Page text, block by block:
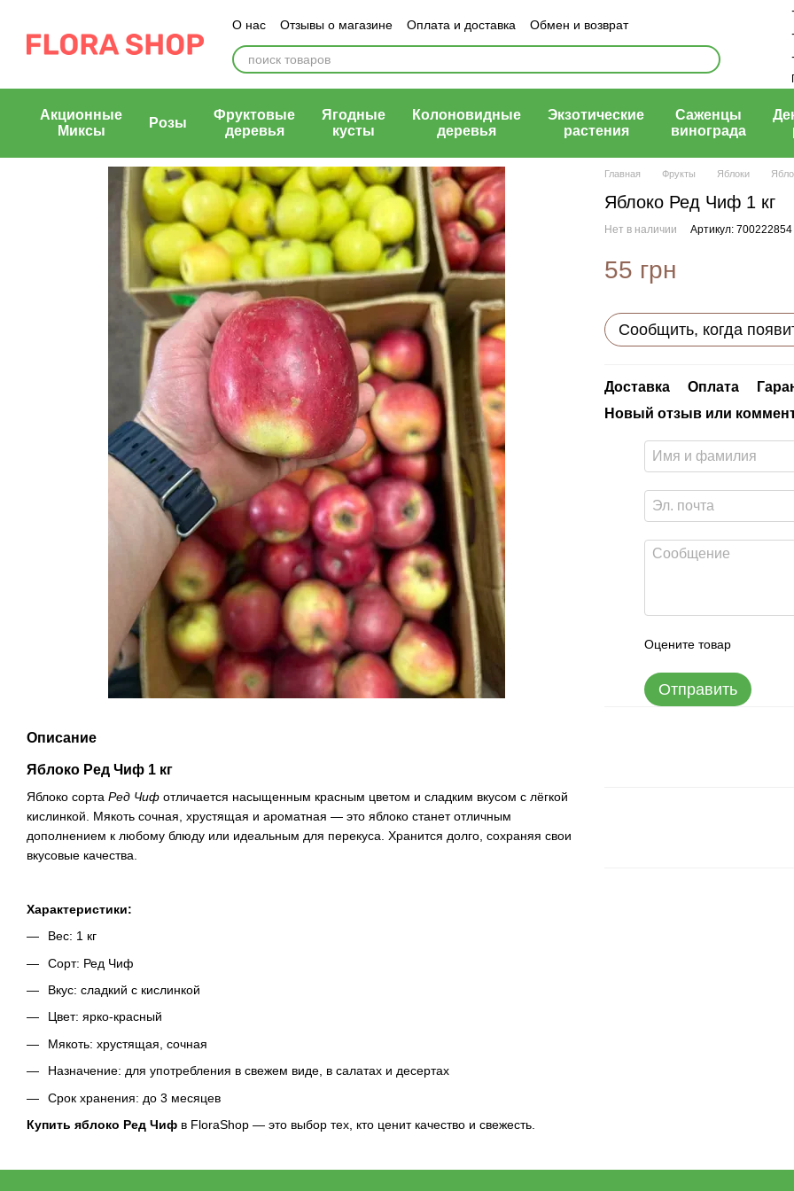
О нас Отзывы о магазине Оплата и доставка
Обмен и возврат
Блог магазина
Публичный договор (оферта)
Акционные
Миксы
Розы
Фруктовые
деревья
Ягодные
кусты
Колоновидные
деревья
Экзотические
растения
Саженцы
винограда
Описание
Яблоко Ред Чиф 1 кг
Яблоко сорта Ред Чиф отличается насыщенным красным цветом и сладким вкусом с лёгкой
кислинкой. Мякоть сочная, хрустящая и ароматная — это яблоко станет отличным
дополнением к любому блюду или идеальным для перекуса. Хранится долго, сохраняя свои
вкусовые качества.
Характеристики:
Вес: 1 кг
Сорт: Ред Чиф
Вкус: сладкий с кислинкой
Цвет: ярко-красный
Мякоть: хрустящая, сочная
Назначение: для употребления в свежем виде, в салатах и десертах
Срок хранения: до 3 месяцев
Купить яблоко Ред Чиф в FloraShop — это выбор тех, кто ценит качество и свежесть.
Главная Фрукты Яблоки
Яблоко Ред Чиф 1 кг
Нет в наличии Артикул: 700222854
55 грн
Сообщить, когда
Доставка Оплата
Новый отзыв или
Оцените товар
Отправить